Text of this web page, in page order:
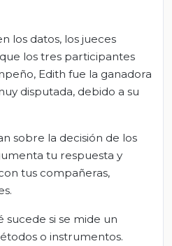
los datos, los jueces
los tres participantes
Edith fue la ganadora
disputada, debido a su
sobre la decisión de los
tu respuesta y
tus compañeras,
sucede si se mide un
o instrumentos.